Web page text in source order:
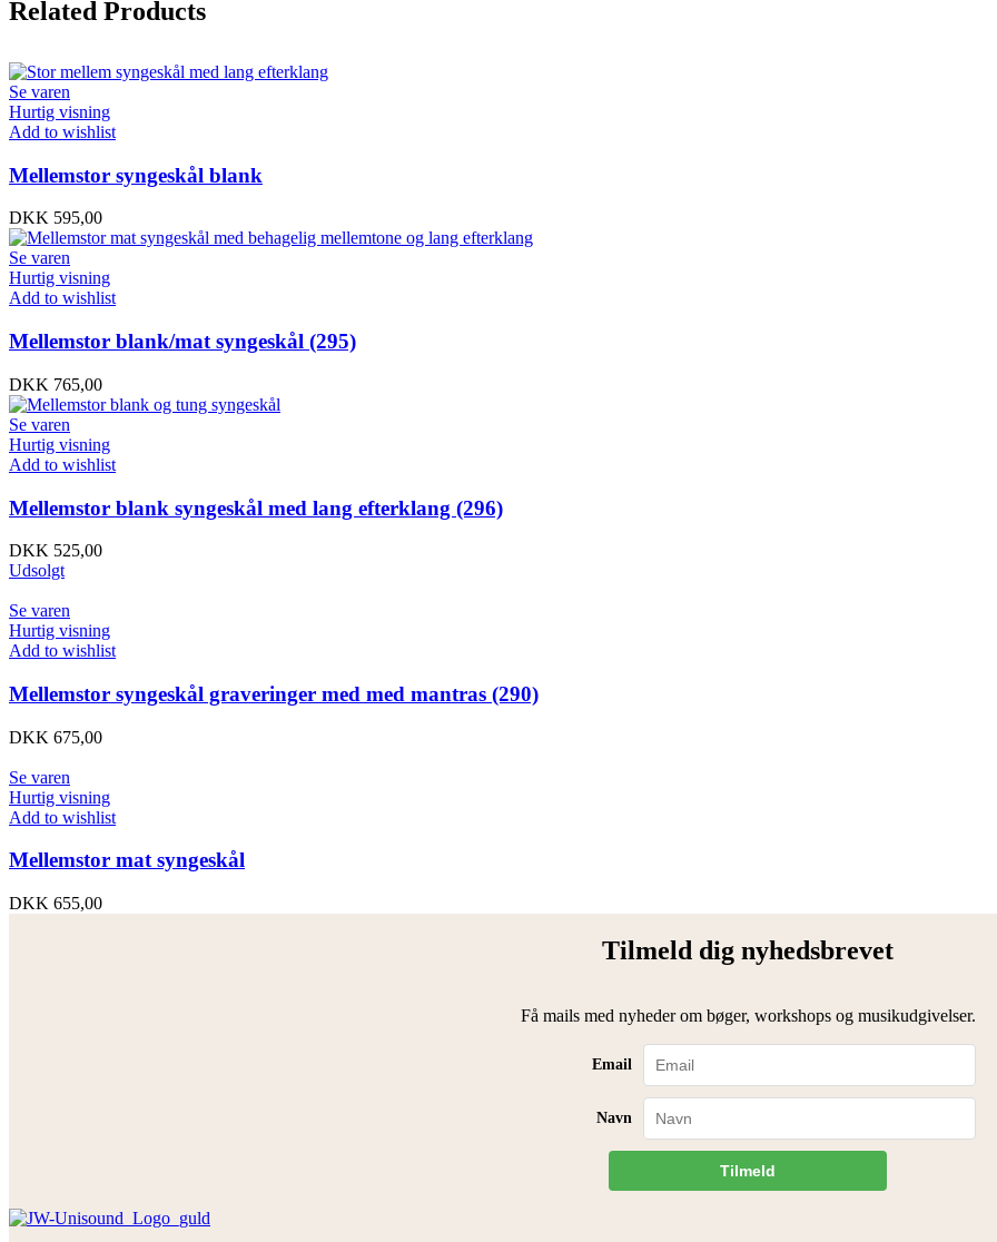
Related Products
Se varen
Hurtig visning
Add to wishlist
Mellemstor syngeskål blank
DKK 595,00
Se varen
Hurtig visning
Add to wishlist
Mellemstor blank/mat syngeskål (295)
DKK 765,00
Se varen
Hurtig visning
Add to wishlist
Mellemstor blank syngeskål med lang efterklang (296)
DKK 525,00
Udsolgt
Se varen
Hurtig visning
Add to wishlist
Mellemstor syngeskål graveringer med med mantras (290)
DKK 675,00
Se varen
Hurtig visning
Add to wishlist
Mellemstor mat syngeskål
DKK 655,00
Tilmeld dig nyhedsbrevet
Få mails med nyheder om bøger, workshops og musikudgivelser.
Email
Navn
Tilmeld